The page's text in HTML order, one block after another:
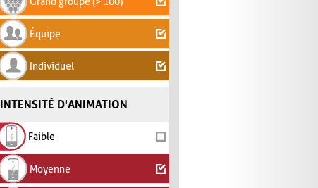
Équipe
Individuel
INTENSITÉ D'ANIMATION
Faible
Moyenne